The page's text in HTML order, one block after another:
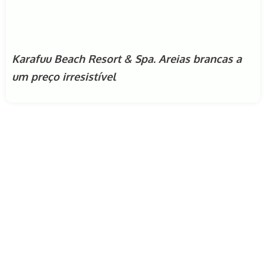
Karafuu Beach Resort & Spa. Areias brancas a
um preço irresistível